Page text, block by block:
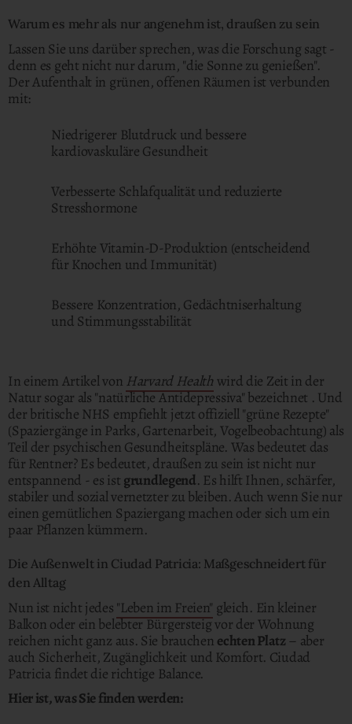
Warum es mehr als nur angenehm ist, draußen zu sein
Lassen Sie uns darüber sprechen, was die Forschung sagt -
denn es geht nicht nur darum, "die Sonne zu genießen".
Der Aufenthalt in grünen, offenen Räumen ist verbunden
mit:
Niedrigerer Blutdruck und bessere
kardiovaskuläre Gesundheit
Verbesserte Schlafqualität und reduzierte
Stresshormone
Erhöhte Vitamin-D-Produktion (entscheidend
für Knochen und Immunität)
Bessere Konzentration, Gedächtniserhaltung
und Stimmungsstabilität
In einem Artikel von Harvard Health wird die Zeit in der
Natur sogar als "natürliche Antidepressiva" bezeichnet . Und
der britische NHS empfiehlt jetzt offiziell "grüne Rezepte"
(Spaziergänge in Parks, Gartenarbeit, Vogelbeobachtung) als
Teil der psychischen Gesundheitspläne. Was bedeutet das
für Rentner? Es bedeutet, draußen zu sein ist nicht nur
entspannend - es ist grundlegend. Es hilft Ihnen, schärfer,
stabiler und sozial vernetzter zu bleiben. Auch wenn Sie nur
einen gemütlichen Spaziergang machen oder sich um ein
paar Pflanzen kümmern.
Die Außenwelt in Ciudad Patricia: Maßgeschneidert für
den Alltag
Nun ist nicht jedes "Leben im Freien" gleich. Ein kleiner
Balkon oder ein belebter Bürgersteig vor der Wohnung
reichen nicht ganz aus. Sie brauchen echten Platz – aber
auch Sicherheit, Zugänglichkeit und Komfort. Ciudad
Patricia findet die richtige Balance.
Hier ist, was Sie finden werden: